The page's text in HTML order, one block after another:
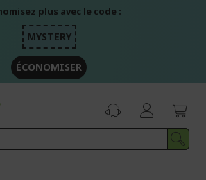
plus avec le code :
MYSTERY
ÉCONOMISER